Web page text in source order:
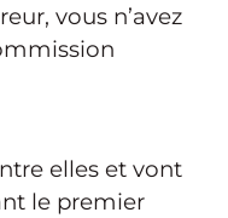
vous n’avez
elles et vont
le premier